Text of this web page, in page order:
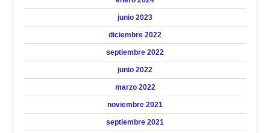
junio 2023
diciembre 2022
septiembre 2022
junio 2022
marzo 2022
noviembre 2021
septiembre 2021